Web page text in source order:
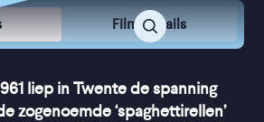
Film Details
liep in Twente de spanning
zogenoemde ‘spaghettirellen’